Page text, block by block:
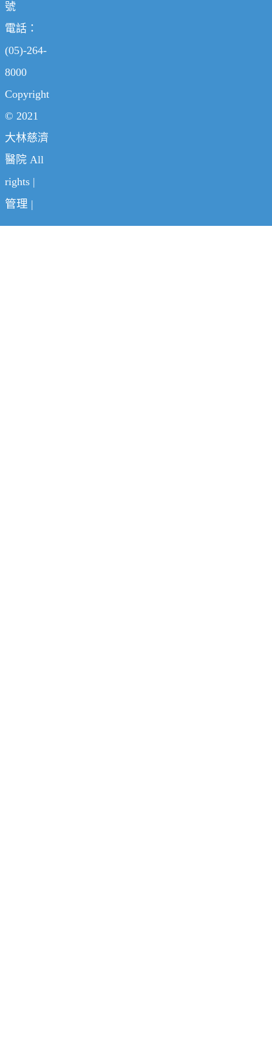
號
電話：
(05)-264-
8000
Copyright
© 2021
大林慈濟
醫院 All
rights |
管理 |